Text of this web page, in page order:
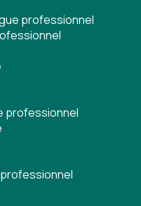
professionnel
professionnel